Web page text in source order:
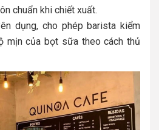
chuẩn khi chiết xuất.
dụng, cho phép barista kiểm
mịn của bọt sữa theo cách thủ